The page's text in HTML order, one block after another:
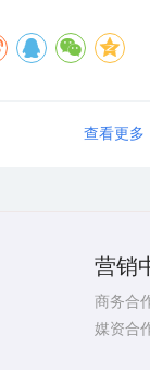
查看更多
营销
商务合
媒资合